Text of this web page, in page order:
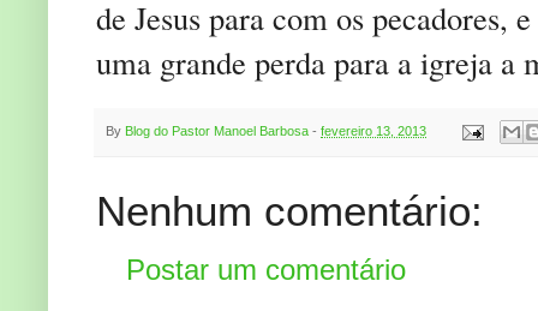
de Jesus para com os pecadores,
uma grande perda para a igreja a
By Blog do Pastor Manoel Barbosa - fevereiro 13, 2013
Nenhum comentário:
Postar um comentário